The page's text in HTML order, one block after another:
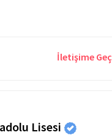
İletişime Geç
Lisesi